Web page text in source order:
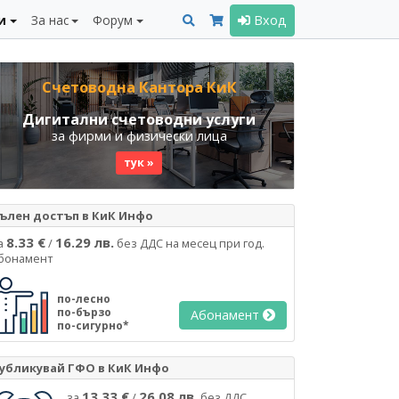
За нас Форум Вход
Счетоводна Кантора КиК
Дигитални счетоводни услуги
за фирми и физически лица
тук »
достъп в КиК Инфо
8.33 €/ 16.29 лв. без ДДС на месец при год.
по-лесно
по-бързо
по-сигурно*
Абонамент
ГФО в КиК Инфо